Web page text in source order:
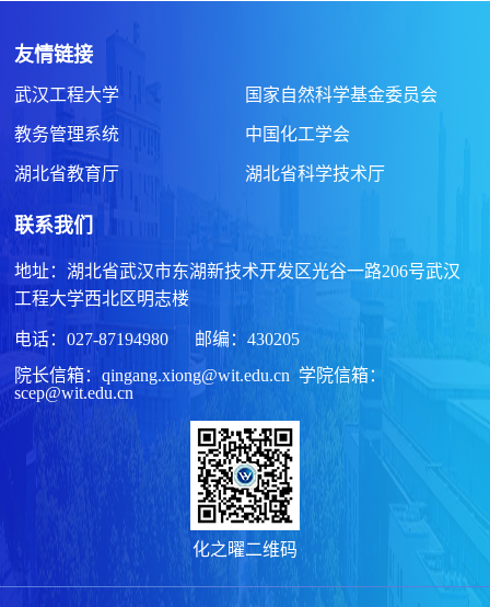
友情链接
武汉工程大学 国家自然科学基金委员会
教务管理系统 中国化工学会
湖北省教育厅 湖北省科学技术厅
联系我们
地址：湖北省武汉市东湖新技术开发区光谷一路206号武汉
工程大学西北区明志楼
电话：027-87194980 邮编：430205
院长信箱：qingang.xiong@wit.edu.cn 学院信箱：
scep@wit.edu.cn
化之曜二维码